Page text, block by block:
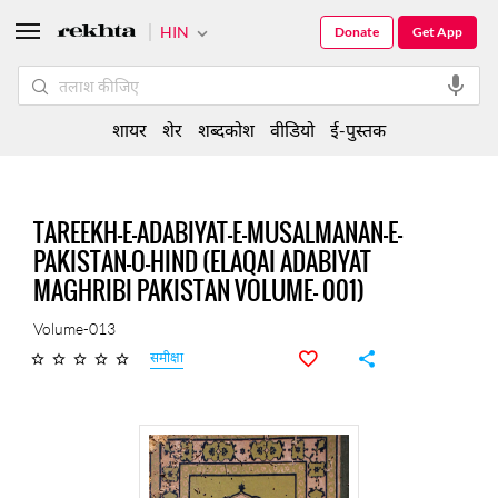
TAREEKH-E-ADABIYAT-E-MUSALMANAN-E-
PAKISTAN-O-HIND (ELAQAI ADABIYAT
MAGHRIBI PAKISTAN VOLUME- 001)
Volume-013
समीक्षा
HIN Get App
Donate
शायर शेर शब्दकोश वीडियो ई-पुस्तक